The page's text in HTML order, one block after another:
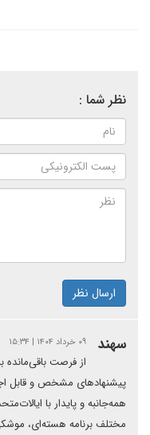
نظر شما :
ارسال نظر
سهند ۰۹ خرداد ۱۴۰۴ | ۱۵:۳۴
از فرصت باقی‌مانده
پیشنهادهای مشخص و قابل
همه‌جانبه و پایدار با
مختلف برنامه هسته‌ای،